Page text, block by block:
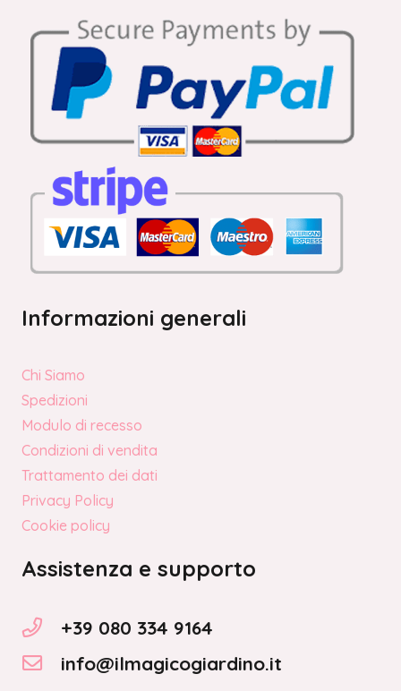
Informazioni generali
Chi Siamo
Spedizioni
Modulo di recesso
Condizioni di vendita
Trattamento dei dati
Privacy Policy
Cookie policy
Assistenza e supporto
+39 080 334 9164
info@ilmagicogiardino.it